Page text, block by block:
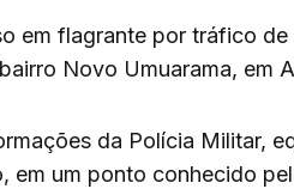
em flagrante por tráfico
Novo Umuarama, em
da Polícia Militar,
em um ponto conhecido